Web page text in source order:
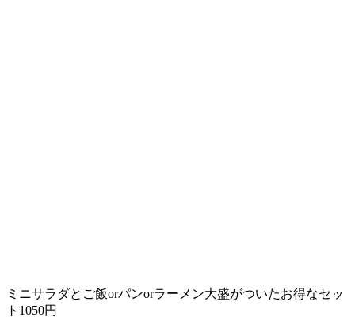
ミニサラダとご飯orパンorラーメン大盛がついたお得なセッ
ト1050円